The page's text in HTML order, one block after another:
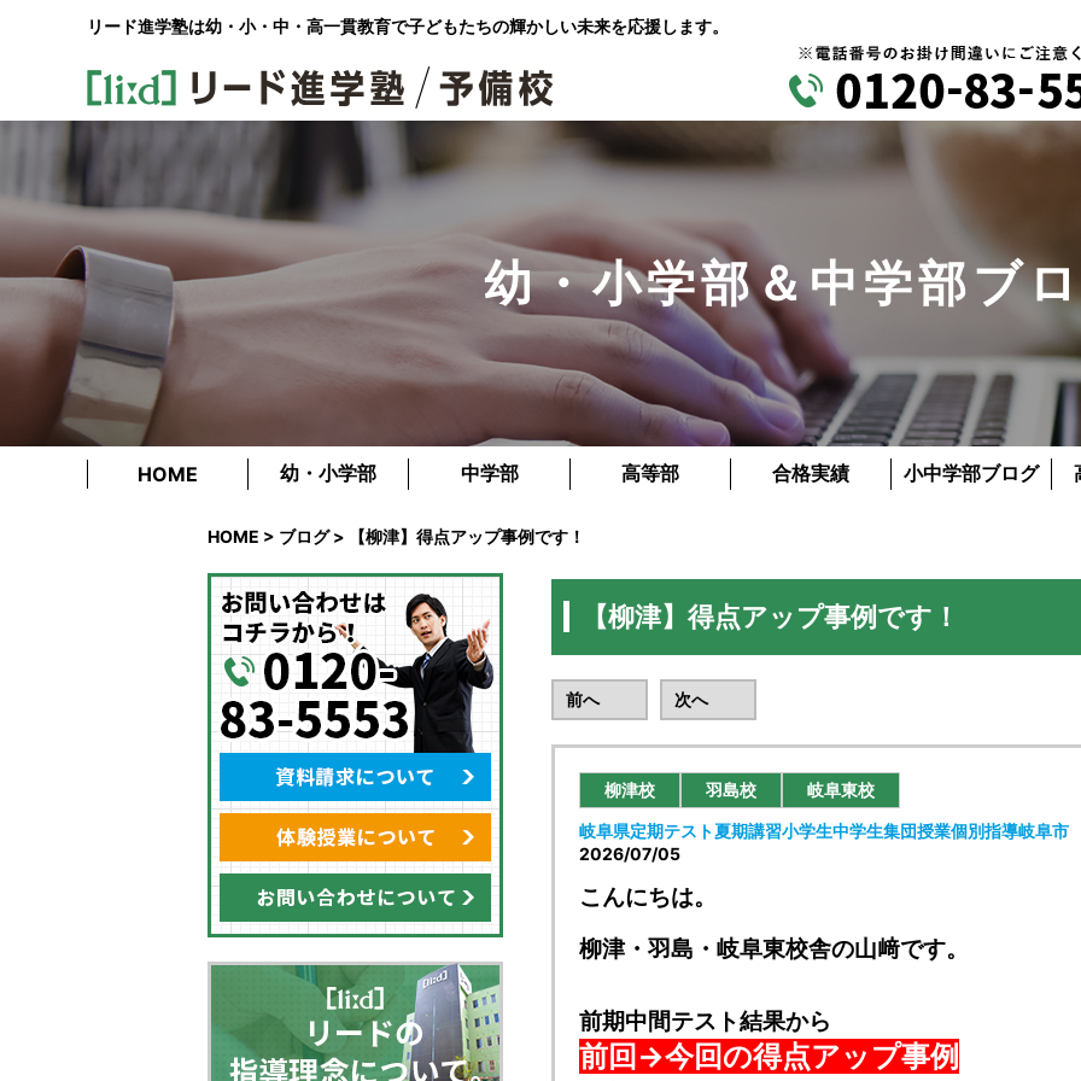
リード進学塾は幼・小・中・高一貫教育で子どもたちの輝かしい未来を応援します。
幼・小学部＆中学部ブ
HOME 幼・小学部 中学部 高等部 合格実績 小中学部ブログ
HOME > ブログ> 【柳津】得点アップ事例です！
【柳津】得点アップ事例です！
前へ 次へ
柳津校 羽島校
岐阜東校
岐阜県定期テスト夏期講習小学生中学生集団授業個別指導岐阜市
2026/07/05
こんにちは。
柳津・羽島・岐阜東校舎の山﨑です。
前期中間テスト結果から
前回→今回の得点アップ事例